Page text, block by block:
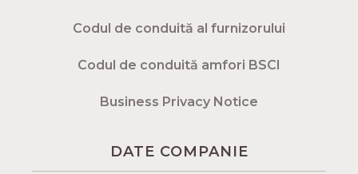
Codul de conduită al furnizorului
Codul de conduită amfori BSCI
Business Privacy Notice
DATE COMPANIE